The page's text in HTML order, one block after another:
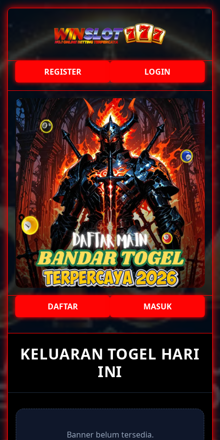
REGISTER LOGIN
DAFTAR MASUK